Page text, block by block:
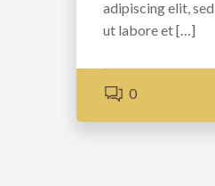
adipiscing elit,
ut labore et […]
0